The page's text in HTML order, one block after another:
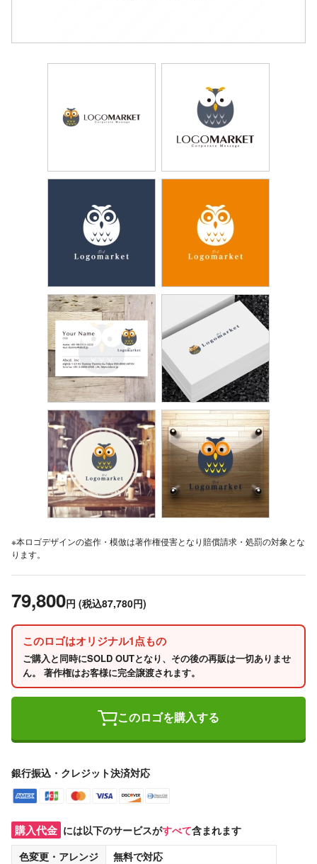
※本ロゴデザインの盗作・模倣は著作権侵害となり賠償請求・処罰の対象とな
ります。
79,800円 (税込87,780円)
このロゴはオリジナル1点もの
ご購入と同時にSOLD OUTとなり、その後の再販は一切ありませ
ん。 著作権はお客様に完全譲渡されます。
このロゴを購入する
銀行振込・クレジット決済対応
購入代金 には以下のサービスがすべて含まれます
色変更・アレンジ
無料で対応